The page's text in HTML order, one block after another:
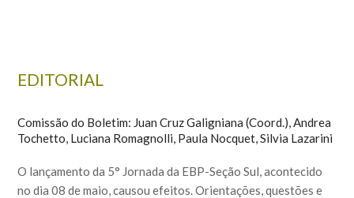
EDITORIAL
Comissão do Boletim: Juan Cruz Galigniana (Coord.), Andrea
Tochetto, Luciana Romagnolli, Paula Nocquet, Silvia Lazarini
O lançamento da 5° Jornada da EBP-Seção Sul, acontecido
no dia 08 de maio, causou efeitos. Orientações, questões e